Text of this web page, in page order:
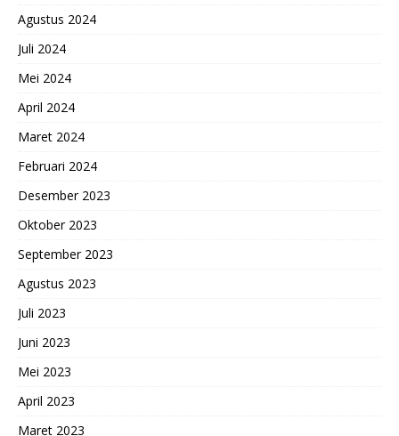
Agustus 2024
Juli 2024
Mei 2024
April 2024
Maret 2024
Februari 2024
Desember 2023
Oktober 2023
September 2023
Agustus 2023
Juli 2023
Juni 2023
Mei 2023
April 2023
Maret 2023